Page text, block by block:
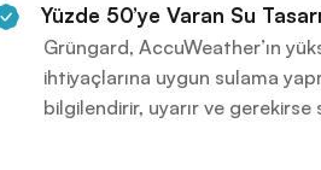
Yüzde 50’ye Varan Su
Grüngard, AccuWeather’ın
ihtiyaçlarına uygun sulama
bilgilendirir, uyarır ve